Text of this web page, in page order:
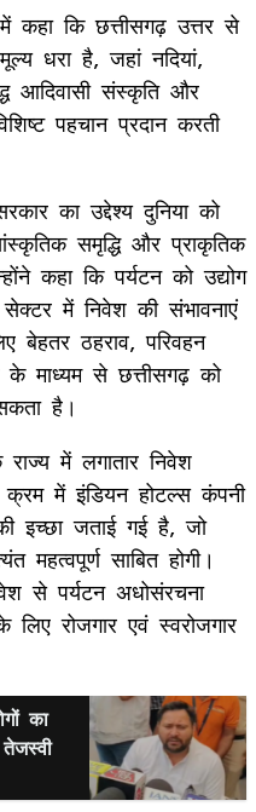
कि छत्तीसगढ़ उत्तर से
धरा है, जहां नदियां,
आदिवासी संस्कृति और
पहचान प्रदान करती
का उद्देश्य दुनिया को
समृद्धि और प्राकृतिक
कहा कि पर्यटन को उद्योग
सेक्टर में निवेश की संभावनाएं
ठहराव, परिवहन
माध्यम से छत्तीसगढ़ को
है।
में लगातार निवेश
में इंडियन होटल्स कंपनी
इच्छा जताई गई है, जो
साबित होगी।
से पर्यटन अधोसंरचना
रोजगार एवं स्वरोजगार
का